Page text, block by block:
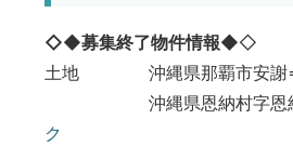
◇◆募集終了物件情報◆◇
土地 沖縄県那覇市安
沖縄県恩納村字恩
ク